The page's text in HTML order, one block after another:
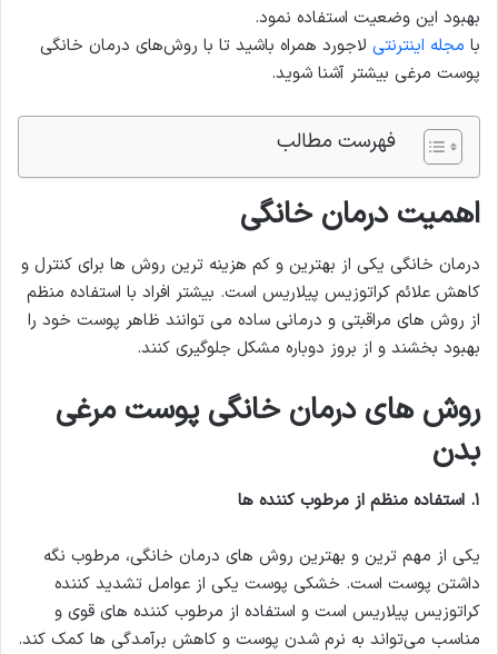
بهبود این وضعیت استفاده نمود.
با مجله اینترنتی لاجورد همراه باشید تا با روش‌های درمان خانگی
پوست مرغی بیشتر آشنا شوید.
فهرست مطالب
اهمیت درمان خانگی
درمان خانگی یکی از بهترین و کم هزینه ترین روش ها برای کنترل و
کاهش علائم کراتوزیس پیلاریس است. بیشتر افراد با استفاده منظم
از روش های مراقبتی و درمانی ساده می توانند ظاهر پوست خود را
بهبود بخشند و از بروز دوباره مشکل جلوگیری کنند.
روش های درمان خانگی پوست مرغی
بدن
۱. استفاده منظم از مرطوب کننده ها
یکی از مهم ترین و بهترین روش های درمان خانگی، مرطوب نگه
داشتن پوست است. خشکی پوست یکی از عوامل تشدید کننده
کراتوزیس پیلاریس است و استفاده از مرطوب کننده های قوی و
مناسب می‌تواند به نرم شدن پوست و کاهش برآمدگی ها کمک کند.